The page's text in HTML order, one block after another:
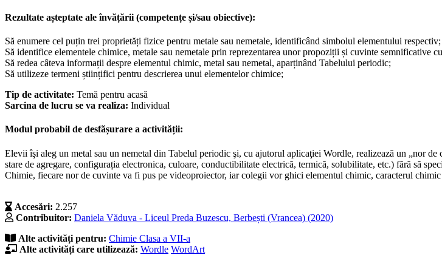
Rezultate așteptate ale învățării (competențe și/sau obiective):
Să enumere cel puțin trei proprietăți fizice pentru metale sau nemetale, identificând simbolul elementului respectiv;
Să identifice elementele chimice, metale sau nemetale prin reprezentarea unor propoziții și cuvinte semnificative
Să redea câteva informații despre elementul chimic, metal sau nemetal, aparținând Tabelului periodic;
Să utilizeze termeni științifici pentru descrierea unui elementelor chimice;
Tip de activitate: Temă pentru acasă
Sarcina de lucru se va realiza: Individual
Modul probabil de desfășurare a activității:
Elevii îşi aleg un metal sau un nemetal din Tabelul periodic şi, cu ajutorul aplicaţiei Wordle, realizează un „nor
stare de agregare, configurația electronica, culoare, conductibilitate electrică, termică, solubilitate, etc.) fără să
Chimie, fiecare nor de cuvinte va fi pus pe videoproiector, iar colegii vor ghici elementul chimic, caracterul
Accesări: 2.257
Contribuitor: Daniela Văduva - Liceul Preda Buzescu, Berbești (Vrancea) (2020)
Alte activități pentru: Chimie Clasa a VII-a
Alte activități care utilizează: Wordle WordArt